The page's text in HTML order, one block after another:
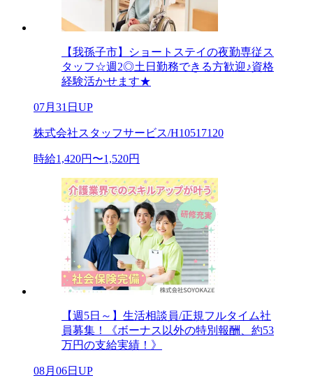
【我孫子市】ショートステイの夜勤専従ス
タッフ☆週2◎土日勤務できる方歓迎♪資格
経験活かせます★
07月31日UP
株式会社スタッフサービス/H10517120
時給1,420円〜1,520円
【週5日～】生活相談員/正規フルタイム社
員募集！《ボーナス以外の特別報酬、約53
万円の支給実績！》
08月06日UP